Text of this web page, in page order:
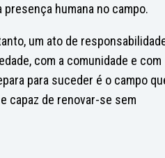
humana no campo.
um ato de
com a comunidade e com
para suceder é o campo
capaz de renovar-se sem